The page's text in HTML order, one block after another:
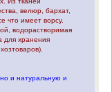
велюр, бархат,
что имеет ворсу.
водорастворимая
для хранения
и натуральную и